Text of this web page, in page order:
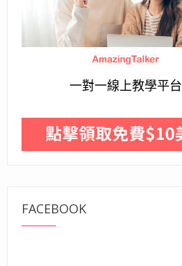
一對一線上教學平台
FACEBOOK